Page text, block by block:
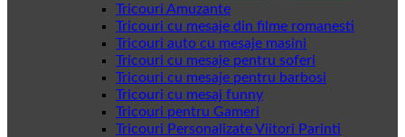
Tricouri Amuzante
Tricouri cu mesaje din filme romanesti
Tricouri auto cu mesaje masini
Tricouri cu mesaje pentru soferi
Tricouri cu mesaje pentru barbosi
Tricouri cu mesaj funny
Tricouri pentru Gameri
Tricouri Personalizate Viitori Parinti